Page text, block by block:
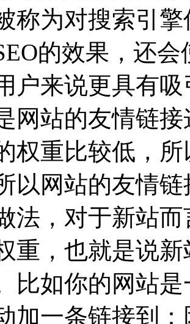
称为对搜索引
的效果，还
户来说更具有吸
网站的友情链
权重比较低，
以网站的友情
法，对于新站
重，也就是说
比如你的网站
加一条链接到